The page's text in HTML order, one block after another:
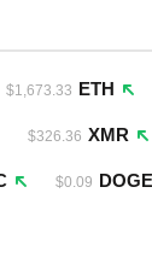
ETH
$1,673.33
XMR
$326.36
DOGE
$0.09